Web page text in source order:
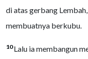
di atas gerbang
membuatnya berkubu.
10Lalu ia membangun